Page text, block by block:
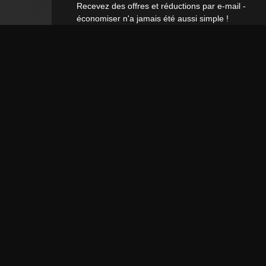
Recevez des offres et réductions par e-mail -
économiser n'a jamais été aussi simple !